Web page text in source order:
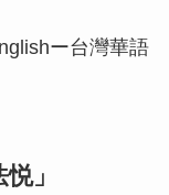
ー台灣華語
」